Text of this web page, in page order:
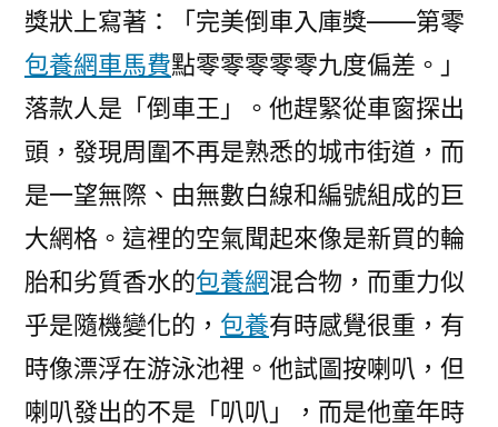
獎狀上寫著：「完美倒車入庫獎——第零
包養網車馬費點零零零零零九度偏差。」
落款人是「倒車王」。他趕緊從車窗探出
頭，發現周圍不再是熟悉的城市街道，而
是一望無際、由無數白線和編號組成的巨
大網格。這裡的空氣聞起來像是新買的輪
胎和劣質香水的包養網混合物，而重力似
乎是隨機變化的， 包養有時感覺很重，有
時像漂浮在游泳池裡。他試圖按喇叭，但
喇叭發出的不是「叭叭」，而是他童年時